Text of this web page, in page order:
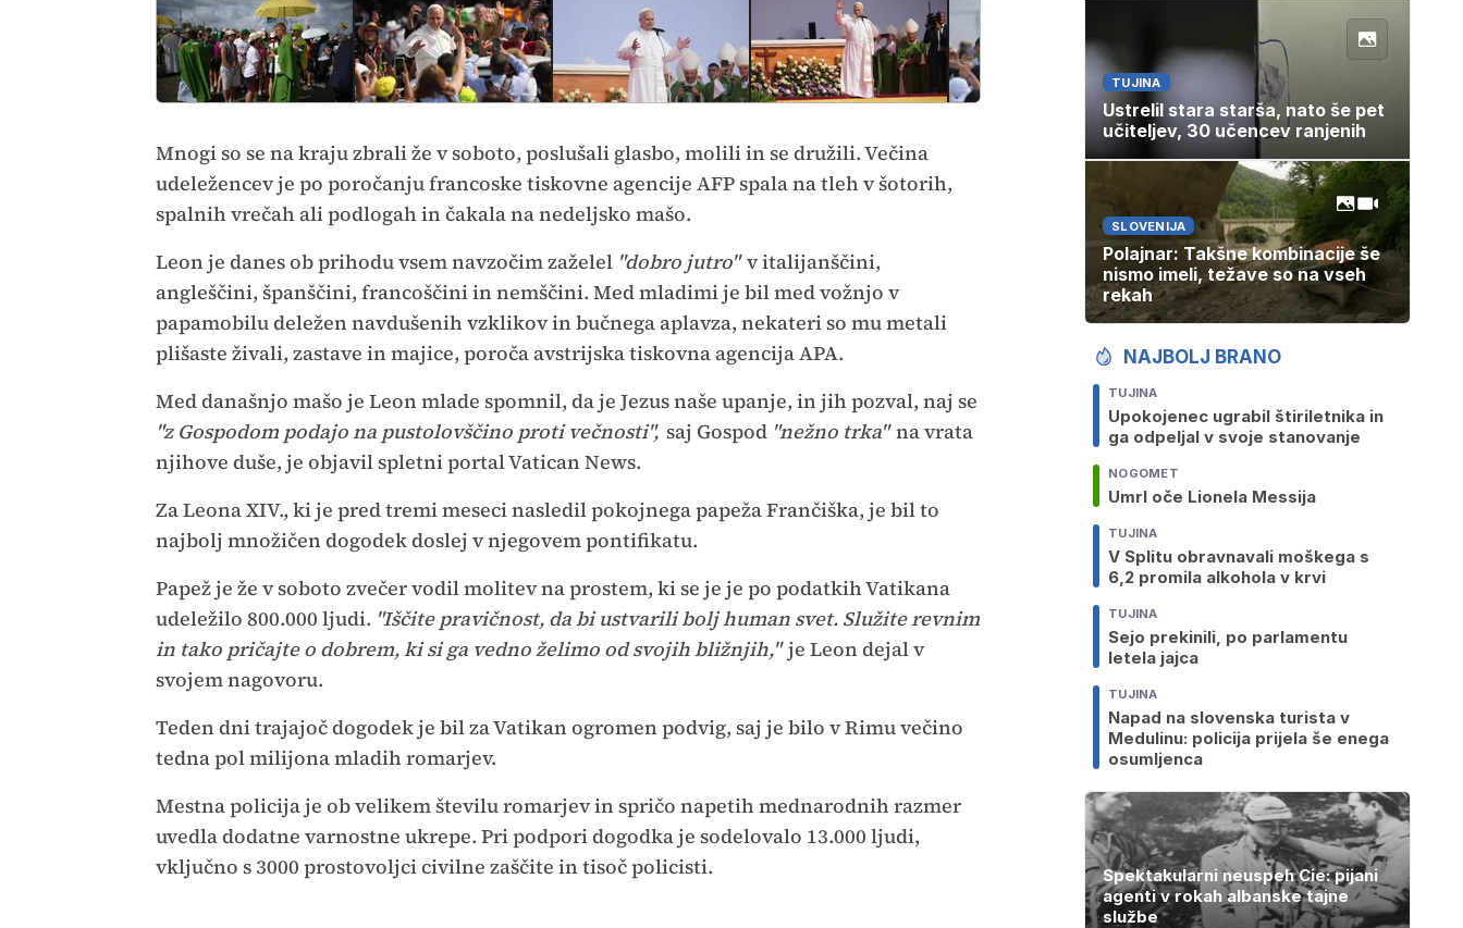
Mnogi so se na kraju zbrali že v soboto, poslušali glasbo, molili in se družili. Večina
udeležencev je po poročanju francoske tiskovne agencije AFP spala na tleh v šotorih,
spalnih vrečah ali podlogah in čakala na nedeljsko mašo.
Leon je danes ob prihodu vsem navzočim zaželel"dobro jutro"v italijanščini,
angleščini, španščini, francoščini in nemščini. Med mladimi je bil med vožnjo v
papamobilu deležen navdušenih vzklikov in bučnega aplavza, nekateri so mu metali
plišaste živali, zastave in majice, poroča avstrijska tiskovna agencija APA.
Med današnjo mašo je Leon mlade spomnil, da je Jezus naše upanje, in jih pozval, naj se
"z Gospodom podajo na pustolovščino proti večnosti", saj Gospod"nežno trka"na vrata
njihove duše, je objavil spletni portal Vatican News.
Za Leona XIV., ki je pred tremi meseci nasledil pokojnega papeža Frančiška, je bil to
najbolj množičen dogodek doslej v njegovem pontifikatu.
Papež je že v soboto zvečer vodil molitev na prostem, ki se je je po podatkih Vatikana
udeležilo 800.000 ljudi. "Iščite pravičnost, da bi ustvarili bolj human svet. Služite revnim
in tako pričajte o dobrem, ki si ga vedno želimo od svojih bližnjih,"je Leon dejal v
svojem nagovoru.
Teden dni trajajoč dogodek je bil za Vatikan ogromen podvig, saj je bilo v Rimu večino
tedna pol milijona mladih romarjev.
Mestna policija je ob velikem številu romarjev in spričo napetih mednarodnih razmer
uvedla dodatne varnostne ukrepe. Pri podpori dogodka je sodelovalo 13.000 ljudi,
vključno s 3000 prostovoljci civilne zaščite in tisoč policisti.
TUJINA
Ustrelil stara starša, nato še pet
učiteljev, 30 učencev ranjenih
SLOVENIJA
Polajnar: Takšne kombinacije še
nismo imeli, težave so na vseh
rekah
NAJBOLJ BRANO
TUJINA
Upokojenec ugrabil štiriletnika in
ga odpeljal v svoje stanovanje
NOGOMET
Umrl oče Lionela Messija
TUJINA
V Splitu obravnavali moškega s
6,2 promila alkohola v krvi
TUJINA
Sejo prekinili, po parlamentu
letela jajca
TUJINA
Napad na slovenska turista v
Medulinu: policija prijela še enega
osumljenca
Spektakularni neuspeh Cie: pijani
agenti v rokah albanske tajne
službe